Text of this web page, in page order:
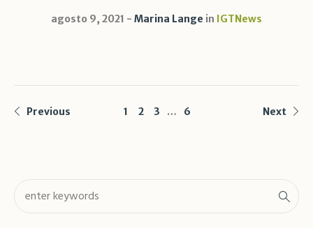
agosto 9, 2021 Marina Lange in IGTNews
Previous 1 2 3 … 6 Next